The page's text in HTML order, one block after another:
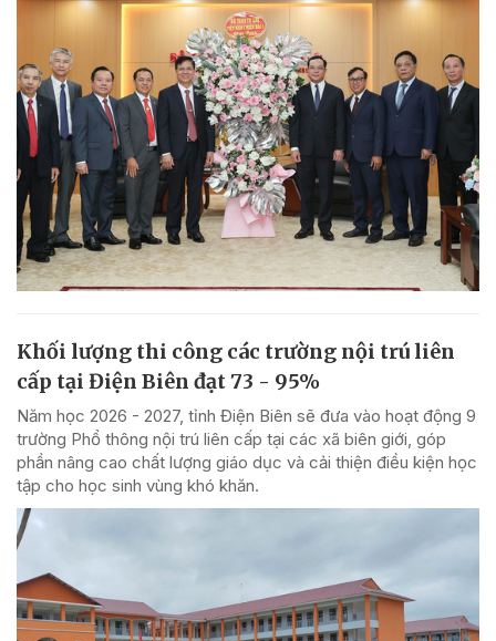
Khối lượng thi công các trường nội trú liên
cấp tại Điện Biên đạt 73 - 95%
Năm học 2026 - 2027, tỉnh Điện Biên sẽ đưa vào hoạt động 9
trường Phổ thông nội trú liên cấp tại các xã biên giới, góp
phần nâng cao chất lượng giáo dục và cải thiện điều kiện học
tập cho học sinh vùng khó khăn.